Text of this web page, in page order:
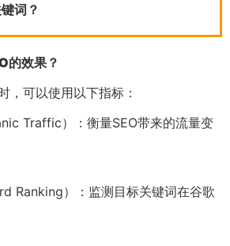
词？
的效果？
，可以使用以下指标：
Traffic）：衡量SEO带来的流量变
Ranking）：监测目标关键词在谷歌